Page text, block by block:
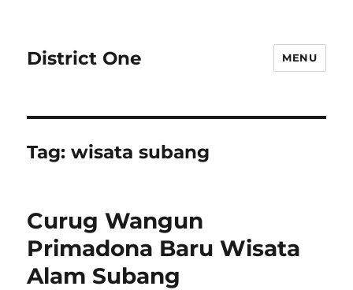
District One MENU
Tag:wisata subang
Curug Wangun
Primadona Baru Wisata
Alam Subang